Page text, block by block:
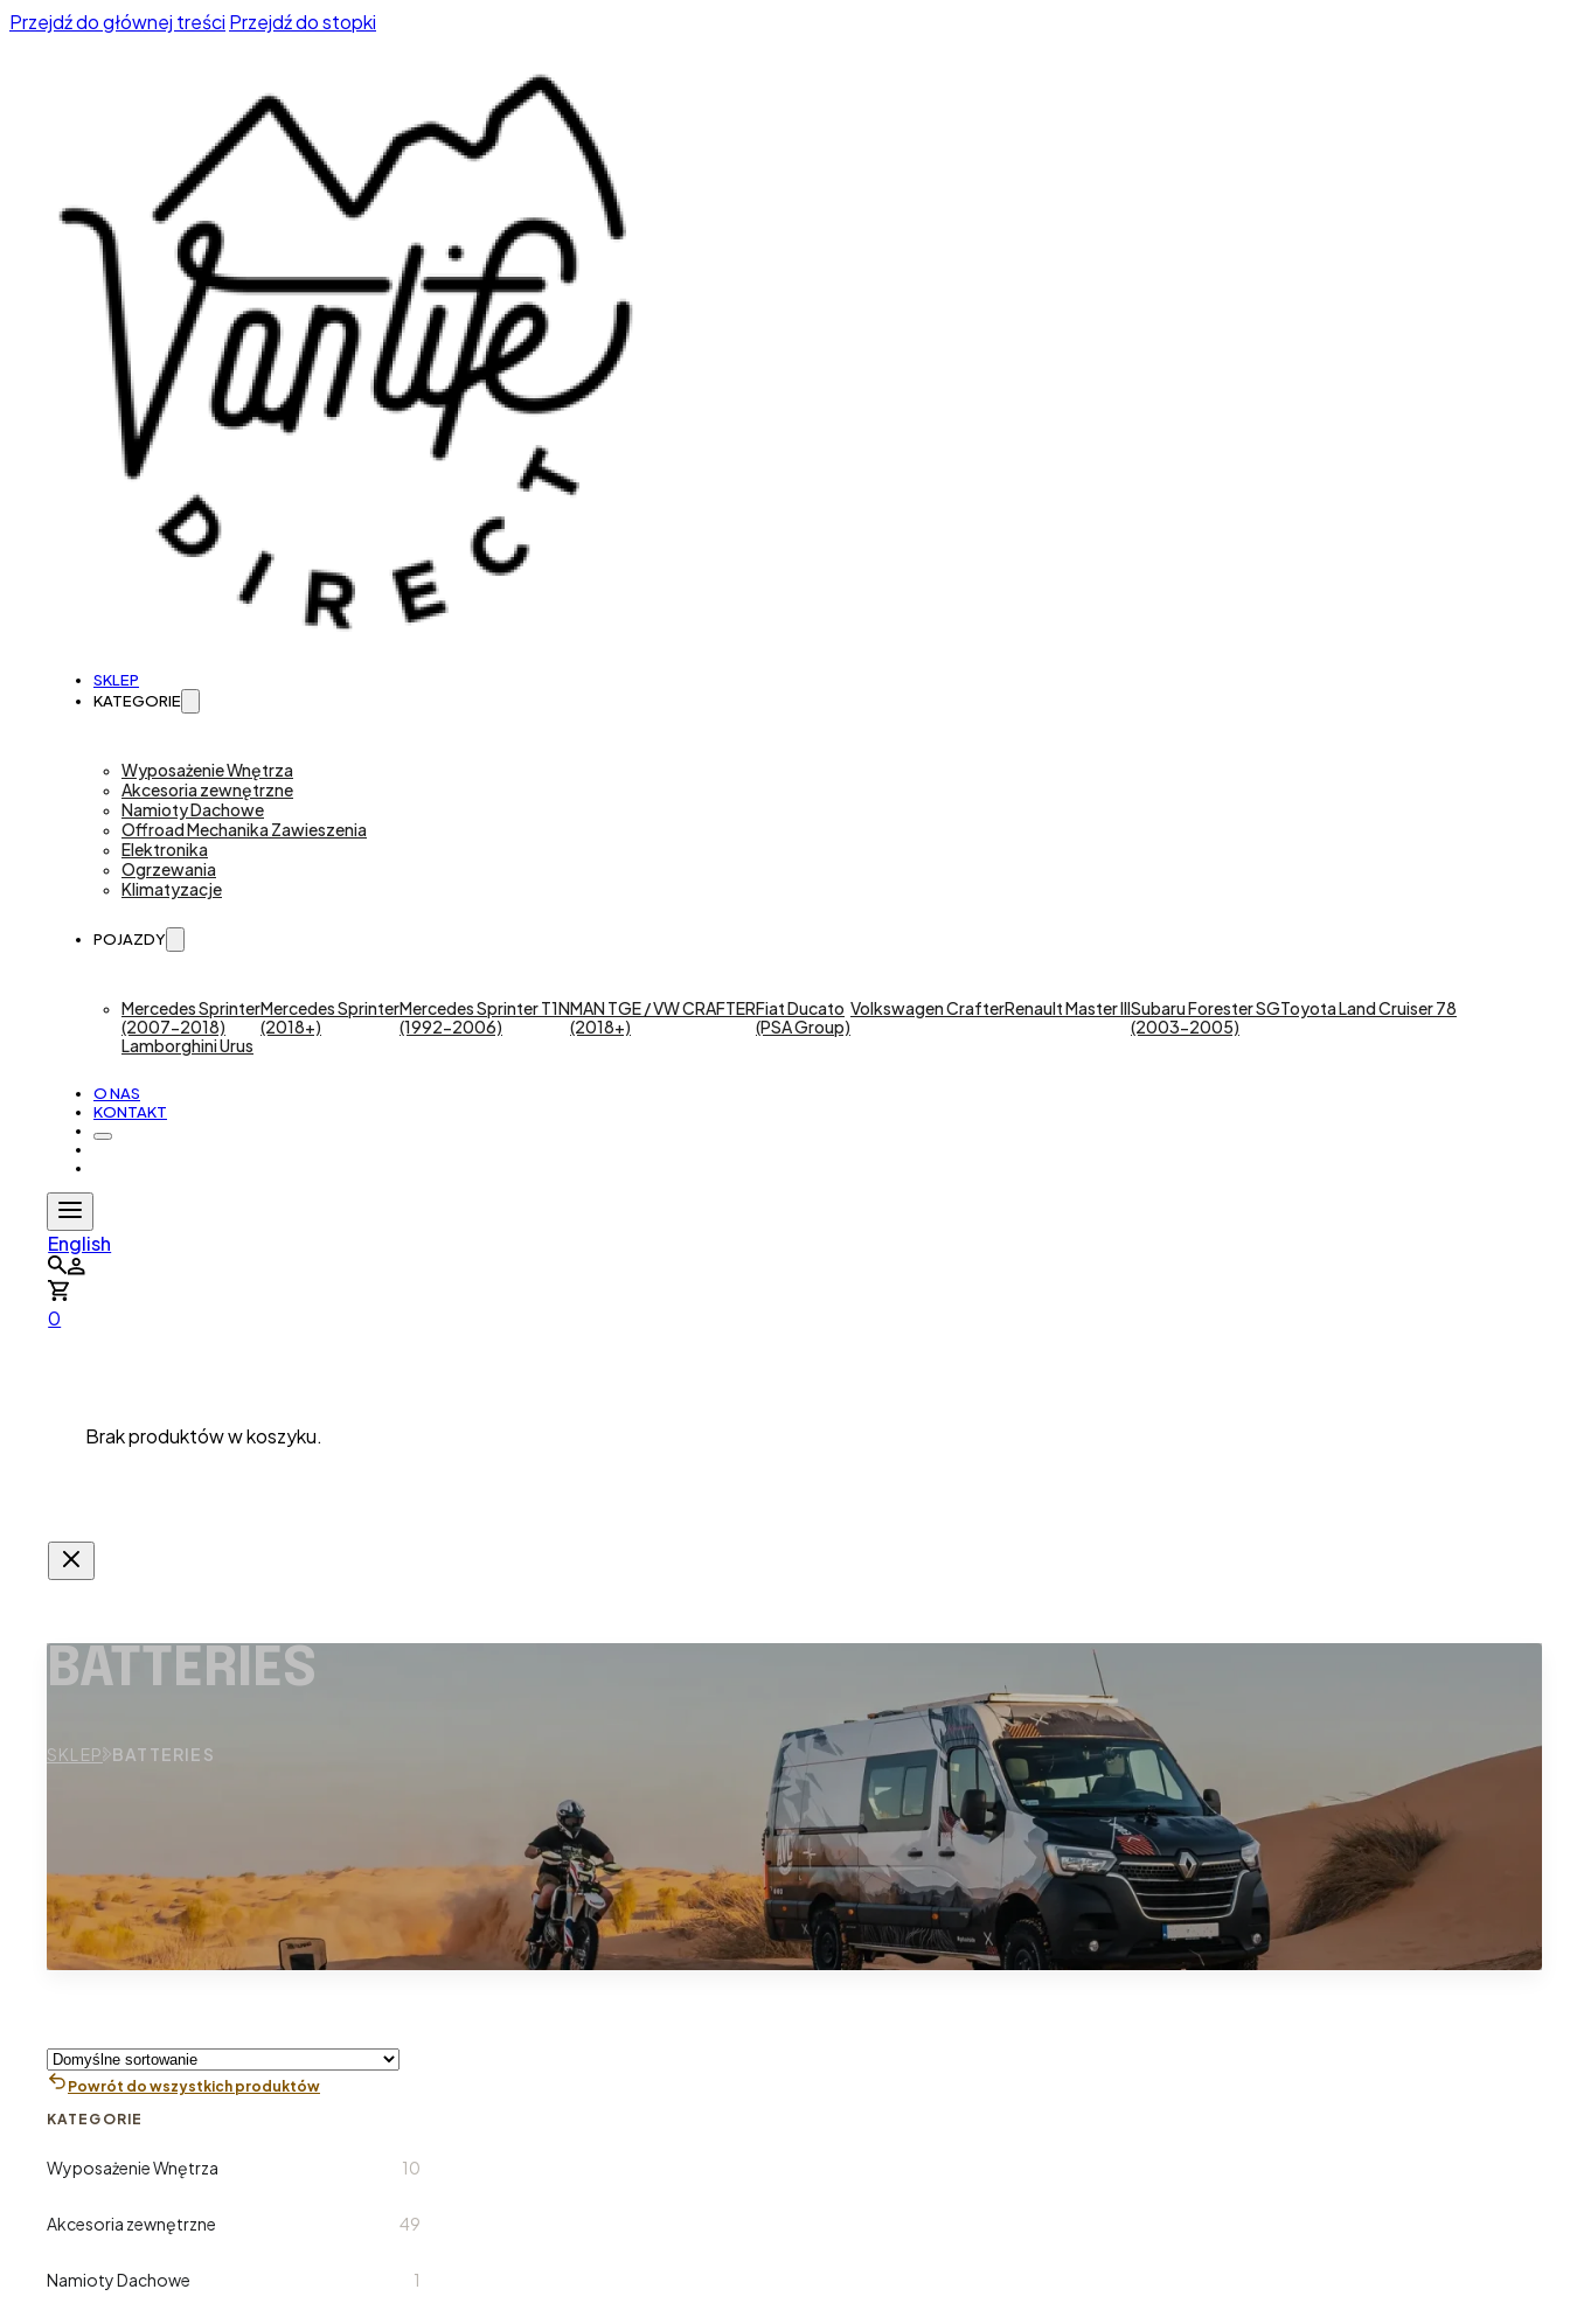
Przejdź do głównej treści Przejdź do stopki
SKLEP
KATEGORIE
Wyposażenie Wnętrza
Akcesoria zewnętrzne
Namioty Dachowe
Offroad Mechanika Zawieszenia
Elektronika
Ogrzewania
Klimatyzacje
POJAZDY
Mercedes Sprinter
(2007-2018)
Mercedes Sprinter
(2018+)
Mercedes Sprinter T1N
(1992-2006)
MAN TGE / VW CRAFTER
(2018+)
Fiat Ducato
(PSA Group)
Volkswagen CrafterRenault Master IIISubaru Forester SG
(2003-2005)
Toyota Land Cruiser 78
Lamborghini Urus
O NAS
KONTAKT
English
0
Brak produktów w koszyku.
BATTERIES
SKLEP BATTERIES
Powrót do wszystkich produktów
KATEGORIE
Wyposażenie Wnętrza 10
Akcesoria zewnętrzne 49
Namioty Dachowe 1